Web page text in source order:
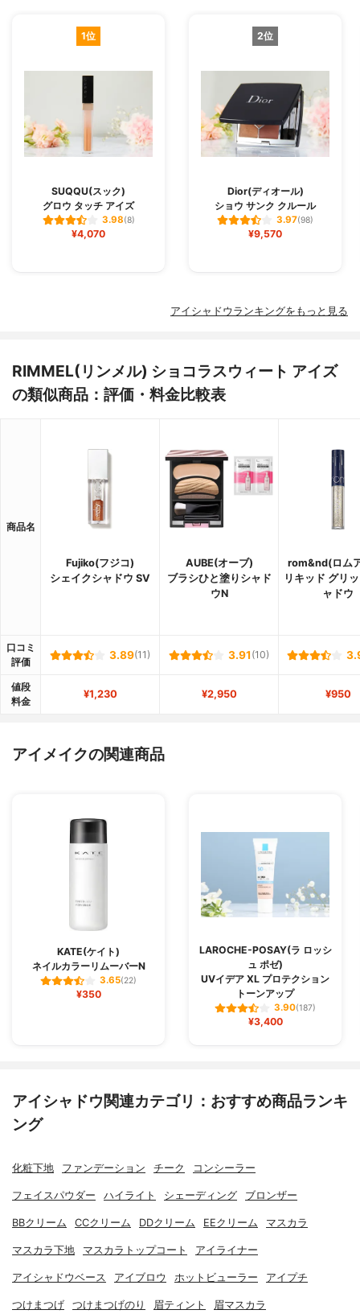
1位
SUQQU(スック)
グロウ タッチ アイズ
3.98(8)
¥4,070
2位
Dior(ディオール)
ショウ サンク クルール
3.97(98)
¥9,570
アイシャドウランキングをもっと見る
RIMMEL(リンメル) ショコラスウィート アイズ
の類似商品：評価・料金比較表
商品名
Fujiko(フジコ)
シェイクシャドウ SV
AUBE(オーブ)
ブラシひと塗りシャド
ウN
rom&nd(ロム
リキッド グリ
ャドウ
口コミ
評価
3.89(11) 3.91 (10)
値段
料金
¥1,230 ¥2,950 ¥950
アイメイクの関連商品
KATE(ケイト)
ネイルカラーリムーバーN
3.65(22)
¥350
LAROCHE-POSAY(ラ ロッシ
ュ ポゼ)
UVイデア XL プロテクション
トーンアップ
3.90(187)
¥3,400
アイシャドウ関連カテゴリ：おすすめ商品ランキ
ング
化粧下地 ファンデーション チーク コンシーラー
フェイスパウダー ハイライト シェーディング ブロンザー
BBクリーム CCクリーム DDクリーム EEクリーム マスカラ
マスカラ下地 マスカラトップコート アイライナー
アイシャドウベース アイブロウ ホットビューラー アイプチ
つけまつげ つけまつげのり 眉ティント 眉マスカラ